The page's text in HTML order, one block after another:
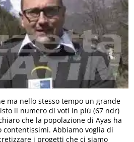
ma nello stesso tempo un grande
il numero di voti in più (67 ndr)
che la popolazione di Ayas ha
contentissimi. Abbiamo voglia di
i progetti che ci siamo